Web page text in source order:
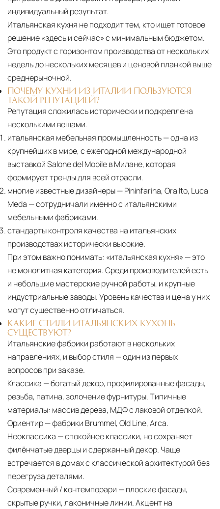
индивидуальный результат.
Итальянская кухня не подходит тем, кто ищет готовое
решение «здесь и сейчас» с минимальным бюджетом.
Это продукт с горизонтом производства от нескольких
недель до нескольких месяцев и ценовой планкой выше
среднерыночной.
ПОЧЕМУ КУХНИ ИЗ ИТАЛИИ ПОЛЬЗУЮТСЯ
ТАКОЙ РЕПУТАЦИЕЙ?
Репутация сложилась исторически и подкреплена
несколькими вещами.
итальянская мебельная промышленность — одна из
крупнейших в мире, с ежегодной международной
выставкой Salone del Mobile в Милане, которая
формирует тренды для всей отрасли.
многие известные дизайнеры — Pininfarina, Ora Ito, Luca
Meda — сотрудничали именно с итальянскими
мебельными фабриками.
стандарты контроля качества на итальянских
производствах исторически высокие.
При этом важно понимать: «итальянская кухня» — это
не монолитная категория. Среди производителей есть
и небольшие мастерские ручной работы, и крупные
индустриальные заводы. Уровень качества и цена у них
могут существенно отличаться.
КАКИЕ СТИЛИ ИТАЛЬЯНСКИХ КУХОНЬ
СУЩЕСТВУЮТ?
Итальянские фабрики работают в нескольких
направлениях, и выбор стиля — один из первых
вопросов при заказе.
Классика — богатый декор, профилированные фасады,
резьба, патина, золочение фурнитуры. Типичные
материалы: массив дерева, МДФ с лаковой отделкой.
Ориентир — фабрики Brummel, Old Line, Arca.
Неоклассика — спокойнее классики, но сохраняет
филёнчатые дверцы и сдержанный декор. Чаще
встречается в домах с классической архитектурой без
перегруза деталями.
Современный / контемпорари — плоские фасады,
скрытые ручки, лаконичные линии. Акцент на